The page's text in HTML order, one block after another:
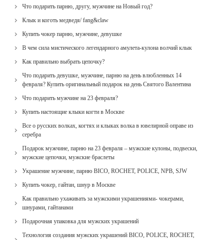
Что подарить парню, другу, мужчине на Новый год?
Клык и коготь медведя/ fang&claw
Купить чокер парню, мужчине, девушке
В чем сила мистического легендарного амулета-кулона волчий клык
Как правильно выбрать цепочку?
Что подарить девушке, мужчине, парню на день влюбленных 14
февраля? Купить оригинальный подарок на день Святого Валентина
Что подарить мужчине на 23 февраля?
Купить настоящие клыки когти в Москве
Все о русских волках, когтях и клыках волка в ювелирной оправе из
серебра
Подарок мужчине, парню на 23 февраля – мужские кулоны, подвески,
мужские цепочки, мужские браслеты
Украшение мужчине, парню BICO, ROCHET, POLICE, NPB, SJW
Купить чокер, гайтан, шнур в Москве
Как правильно ухаживать за мужскими украшениями- чокерами,
шнурами, гайтанами
Подарочная упаковка для мужских украшений
Технология создания мужских украшений BICO, POLICE, ROCHET,